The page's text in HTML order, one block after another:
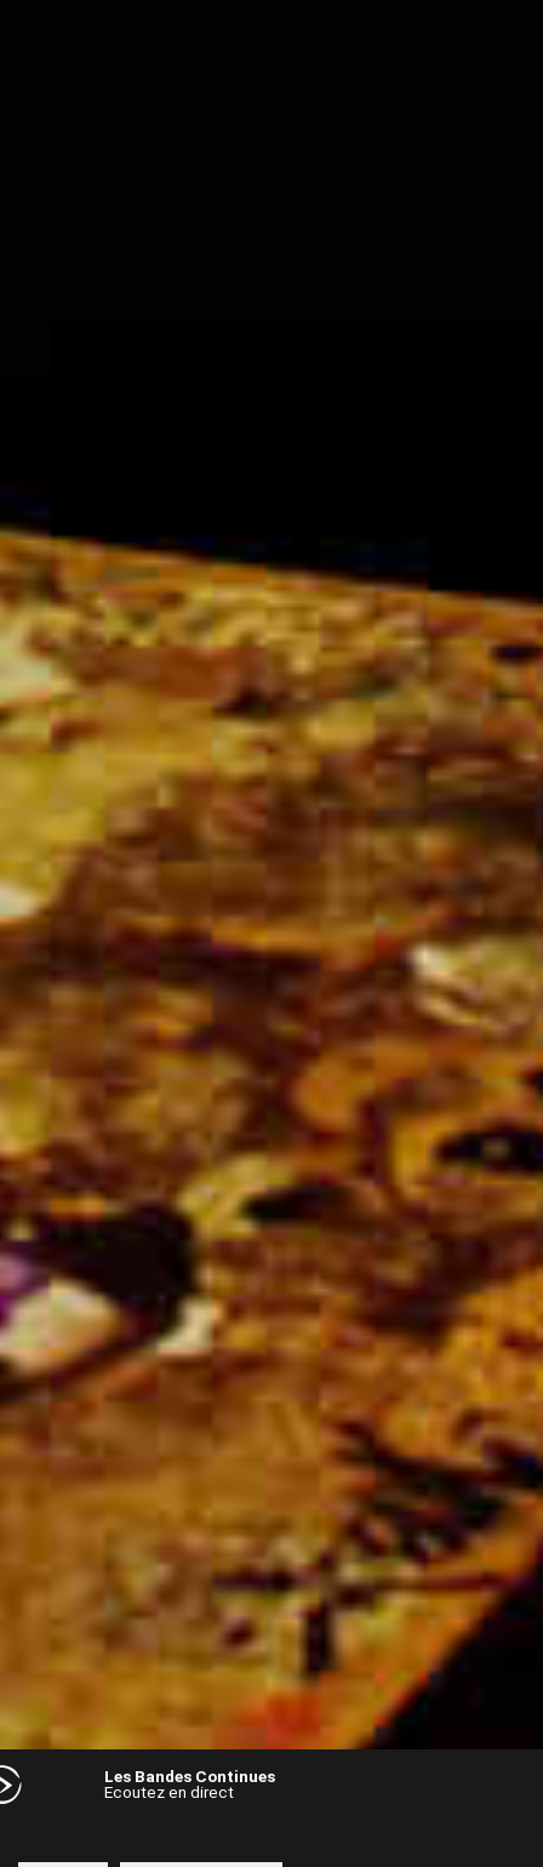
Les Bandes Continues
Ecoutez en direct